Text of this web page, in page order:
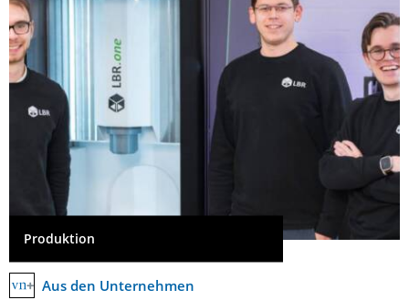
Produktion
Aus den Unternehmen